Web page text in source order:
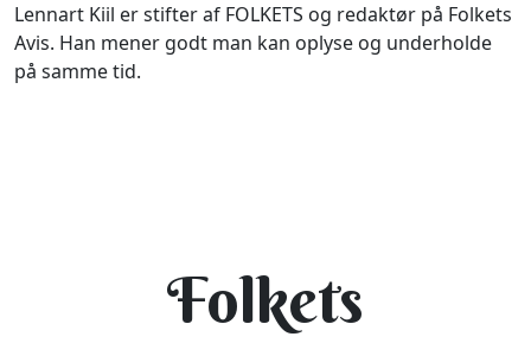
Lennart Kiil er stifter af FOLKETS og redaktør på Folkets
Avis. Han mener godt man kan oplyse og underholde
på samme tid.
Folkets